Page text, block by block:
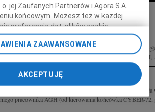
Kondolencje
Małopolskiego Polskiego Towarzystwa Informatycznego z
z pierwszych pracowników Instytutu Informatyki
Katedry Informatyki AGH z wielkim smutkiem
pracownika AGH (od kierowania końcówką CYBER-72,
jej Zaufanych Partnerów i Agora S.A.
końcowym. Możesz też w każdej
preferencje dot. plików cookie,
narzędzie do zarządzania Twoimi
przetwarzania danych poprzez
prywatności” w stopce serwisu i
„Ustawienia zaawansowane”.
cookie możliwa jest także za
przeglądarki.
i Agora S.A. możemy
ZAAWANSOWANE
AKCEPTUJĘ